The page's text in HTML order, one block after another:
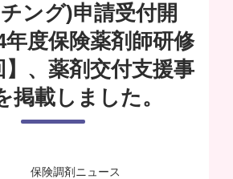
ング)申請受付開
年度保険薬剤師研修
】、薬剤交付支援事
載しました。
保険調剤ニュース